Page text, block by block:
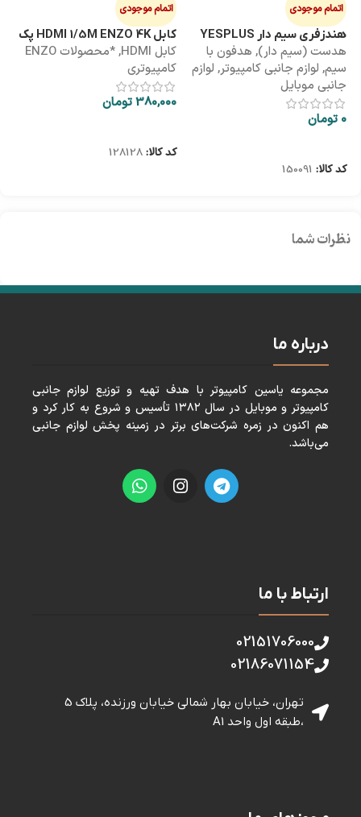
اتمام موجودی
هندزفری سیم دار YESPLUS
YS-113
هدست (سیم دار), هدفون با
سیم, لوازم جانبی کامپیوتر, لوازم
جانبی موبایل
0 تومان
کد کالا: 150091
اتمام موجودی
کابل HDMI 1/5M ENZO 4K پک
طلقی
کابل HDMI ,
*محصولات ENZO
کامپیوتری
380,000تومان
کد کالا:128128
نظرات شما
درباره ما
مجموعه ياسين كامپيوتر با هدف تهيه و توزيع لوازم جانبی
كامپيوتر و موبايل در سال ١٣٨٢ تأسيس و شروع به كار كرد و
هم اكنون در زمره شركت‌های برتر در زمينه پخش لوازم جانبی
می‌باشد.
ارتباط با ما
02151706000
02186071154
تهران، خیابان بهار شمالی خيابان ورزنده، پلاک 5
،طبقه اول واحد A1